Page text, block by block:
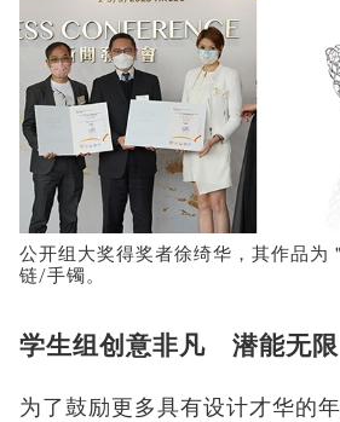
公开组大奖得奖者徐绮华，其作品为
链/手镯。
学生组创意非凡 潜能无限
为了鼓励更多具有设计才华的